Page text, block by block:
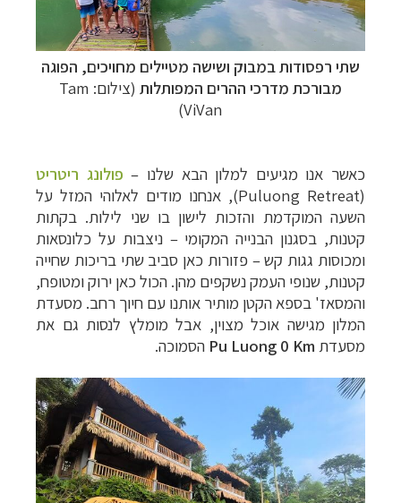
שתי רפסודות במבוק ושישה מטיילים מחויכים, הפוגה
מבורכת מדרכי ההרים המפותלות (צילום: Tam
ViVan
)
כאשר אנו מגיעים למלון הבא שלנו – פולונג ריטריט
(
Puluong Retreat), אנחנו מודים לאלוהי המזל על
השעה המוקדמת והזכות לישון בו שני לילות. בקתות
קטנות, בסגנון הבנייה המקומי – ניצבות על כלונסאות
ומכוסות גגות קש– פזורות כאן סביב שתי בריכות שחייה
קטנות, שנופי העמק נשקפים מהן. הכול כאן ירוק ומטופח,
והמסאז' בספא הקטן מותיר אותנו עם חיוך רחב. מסעדת
המלון מגישה אוכל מצוין, אבל מומלץ לנסות גם את
מסעדת Pu Luong 0 Km הסמוכה.